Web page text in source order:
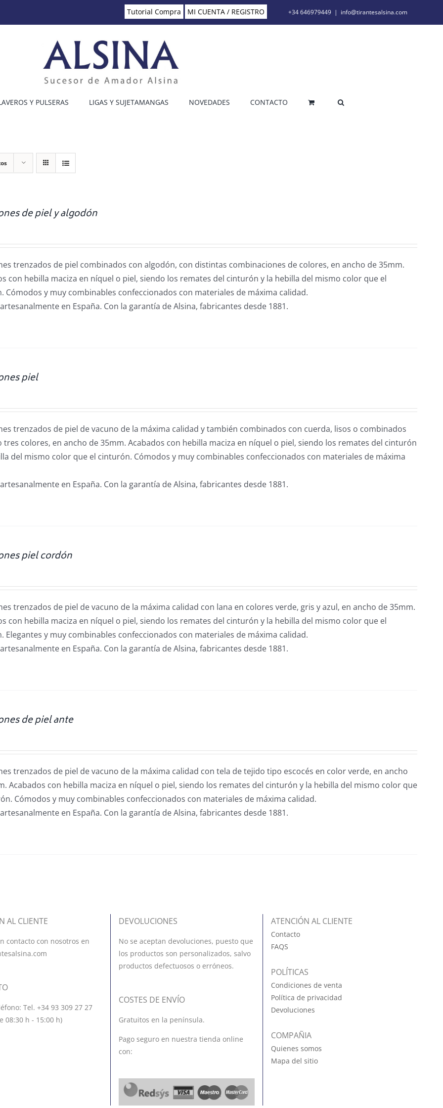
Tutorial Compra MI CUENTA / REGISTRO +34 646979449 | info@tirantesalsina.com
Y PULSERAS LIGAS Y SUJETAMANGAS NOVEDADES CONTACTO
de piel y algodón
trenzados de piel combinados con algodón, con distintas combinaciones de colores, en ancho de 35mm.
con hebilla maciza en níquel o piel, siendo los remates del cinturón y la hebilla del mismo color que el
Cómodos y muy combinables confeccionados con materiales de máxima calidad.
en España. Con la garantía de Alsina, fabricantes desde 1881.
piel
trenzados de piel de vacuno de la máxima calidad y también combinados con cuerda, lisos o combinados
tres colores, en ancho de 35mm. Acabados con hebilla maciza en níquel o piel, siendo los remates del cinturón
del mismo color que el cinturón. Cómodos y muy combinables confeccionados con materiales de máxima
en España. Con la garantía de Alsina, fabricantes desde 1881.
piel cordón
trenzados de piel de vacuno de la máxima calidad con lana en colores verde, gris y azul, en ancho de 35mm.
con hebilla maciza en níquel o piel, siendo los remates del cinturón y la hebilla del mismo color que el
Elegantes y muy combinables confeccionados con materiales de máxima calidad.
en España. Con la garantía de Alsina, fabricantes desde 1881.
de piel ante
trenzados de piel de vacuno de la máxima calidad con tela de tejido tipo escocés en color verde, en ancho
Acabados con hebilla maciza en níquel o piel, siendo los remates del cinturón y la hebilla del mismo color que
Cómodos y muy combinables confeccionados con materiales de máxima calidad.
en España. Con la garantía de Alsina, fabricantes desde 1881.
AL CLIENTE
contacto con nosotros en
Tel. +34 93 309 27 27
08:30 h - 15:00 h)
DEVOLUCIONES
No se aceptan devoluciones, puesto que
los productos son personalizados, salvo
productos defectuosos o erróneos.
COSTES DE ENVÍO
Gratuitos en la península.
Pago seguro en nuestra tienda online
con:
ATENCIÓN AL CLIENTE
Contacto
FAQS
POLÍTICAS
Condiciones de venta
Política de privacidad
Devoluciones
COMPAÑIA
Quienes somos
Mapa del sitio